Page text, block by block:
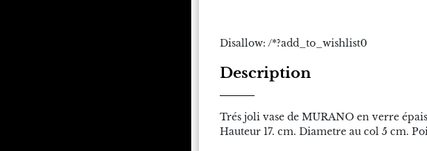
Disallow: /*?add_to_wishlist0
Description
Trés joli vase de MURANO en verre
Hauteur 17. cm. Diametre au col 5 cm.